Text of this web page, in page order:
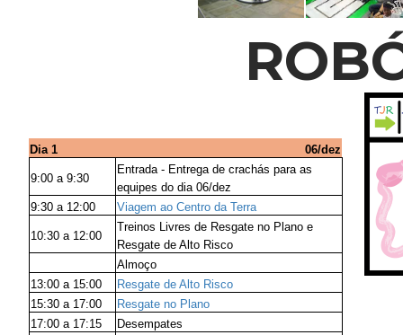
Dia 1 06/dez
9:00 a 9:30
Entrada - Entrega de crachás para as
equipes do dia 06/dez
9:30 a 12:00
Viagem ao Centro da Terra
10:30 a 12:00
Treinos Livres de Resgate no Plano e
Resgate de Alto Risco
Almoço
13:00 a 15:00
Resgate de Alto Risco
15:30 a 17:00
Resgate no Plano
17:00 a 17:15
Desempates